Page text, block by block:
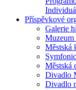
Příspěvkové
Galerie
Muzeum
Městská
Městská
Divadlo
Divadlo